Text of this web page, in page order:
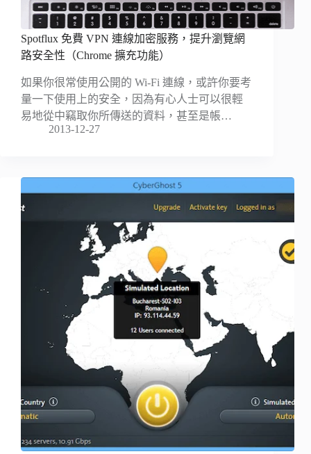
Spotflux 免費 VPN 連線加密服務，提升瀏覽網
路安全性（Chrome 擴充功能）
如果你很常使用公開的 Wi-Fi 連線，或許你要考
量一下使用上的安全，因為有心人士可以很輕
易地從中竊取你所傳送的資料，甚至是帳…
2013-12-27